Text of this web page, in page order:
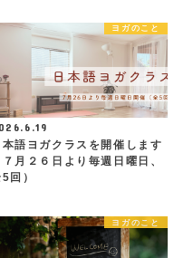
ヨガのこと
本語ヨガクラスを開催します
７月２６日より毎週日曜日、
回）
ヨガのこと